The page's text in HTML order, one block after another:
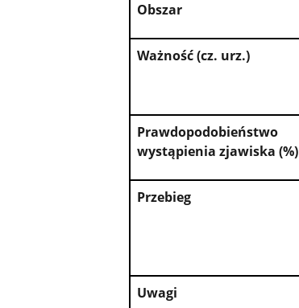
Obszar
Ważność (cz. urz.)
Prawdopodobieństwo
wystąpienia zjawiska (%)
Przebieg
Uwagi